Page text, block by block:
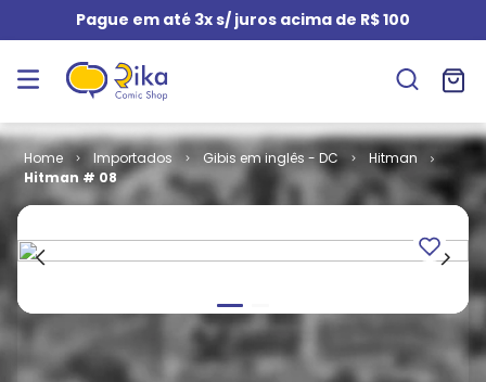
Pague em até 3x s/ juros acima de R$ 100
Importados Gibis em inglês - DC
Hitman
Hitman # 08